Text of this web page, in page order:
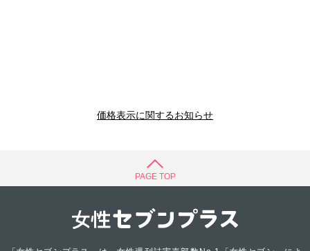
価格表示に関するお知らせ
PAGE TOP